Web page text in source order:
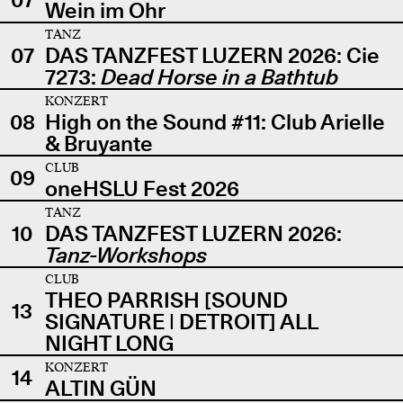
Wein im Ohr
07
TANZ
DAS TANZFEST LUZERN 2026: Cie
7273: Dead Horse in a Bathtub
08
KONZERT
High on the Sound #11: Club Arielle
& Bruyante
09
CLUB
oneHSLU Fest 2026
10
TANZ
DAS TANZFEST LUZERN 2026:
Tanz-Workshops
13
CLUB
THEO PARRISH [SOUND
SIGNATURE | DETROIT] ALL
NIGHT LONG
14
KONZERT
ALTIN GÜN